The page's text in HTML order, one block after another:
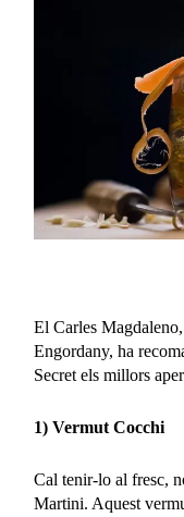
El Carles
Engordany, ha
Secret els millors
1) Vermut Cocchi
Cal tenir-lo al fresc,
Martini. Aquest